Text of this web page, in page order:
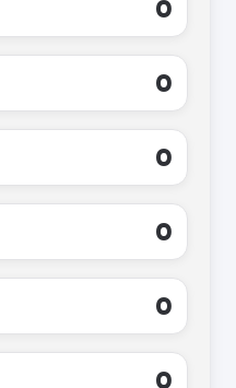
115
119
111
143
138